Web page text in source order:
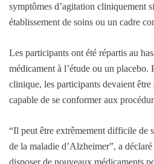
symptômes d’agitation cliniquement
établissement de soins ou un cadre
Les participants ont été répartis au
médicament à l’étude ou un placebo.
clinique, les participants devaient
capable de se conformer aux
“Il peut être extrêmement difficile de
de la maladie d’Alzheimer”, a
disposer de nouveaux médicaments